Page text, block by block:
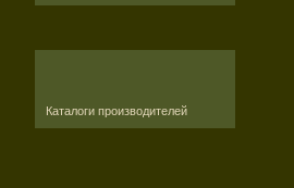
Каталоги производителей